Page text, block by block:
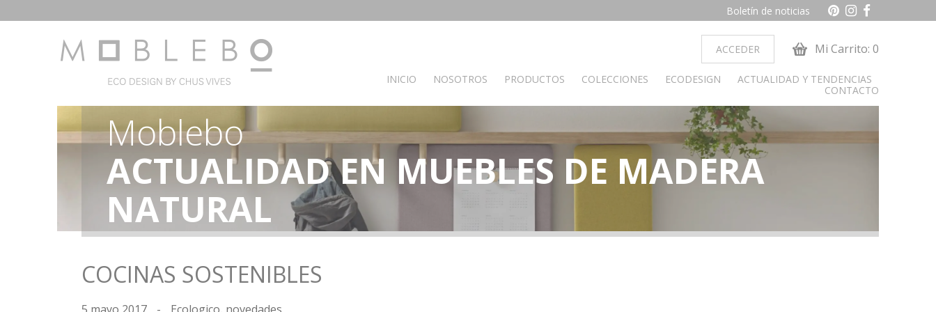
Boletín de noticias
ACCEDER Mi Carrito: 0
INICIO NOSOTROS PRODUCTOS COLECCIONES ECODESIGN
ACTUALIDAD Y TENDENCIAS
CONTACTO
Auxiliares
Bancos
Espejos
Mesas auxiliares
Percheros
Recibidores
Baño
Muebles de Baño
Cocina
Mobiliario cocina
Dormitorio juvenil
Armarios
Camas y cabeceros
Librerías
Moblebo
ACTUALIDAD EN MUEBLES DE MADERA
NATURAL
COCINAS SOSTENIBLES